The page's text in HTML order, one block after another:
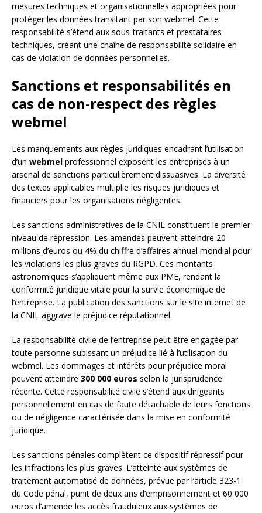
mesures techniques et organisationnelles appropriées pour
protéger les données transitant par son webmel. Cette
responsabilité s’étend aux sous-traitants et prestataires
techniques, créant une chaîne de responsabilité solidaire en
cas de violation de données personnelles.
Sanctions et responsabilités en
cas de non-respect des règles
webmel
Les manquements aux règles juridiques encadrant l’utilisation
d’un webmel professionnel exposent les entreprises à un
arsenal de sanctions particulièrement dissuasives. La diversité
des textes applicables multiplie les risques juridiques et
financiers pour les organisations négligentes.
Les sanctions administratives de la CNIL constituent le premier
niveau de répression. Les amendes peuvent atteindre 20
millions d’euros ou 4% du chiffre d’affaires annuel mondial pour
les violations les plus graves du RGPD. Ces montants
astronomiques s’appliquent même aux PME, rendant la
conformité juridique vitale pour la survie économique de
l’entreprise. La publication des sanctions sur le site internet de
la CNIL aggrave le préjudice réputationnel.
La responsabilité civile de l’entreprise peut être engagée par
toute personne subissant un préjudice lié à l’utilisation du
webmel. Les dommages et intérêts pour préjudice moral
peuvent atteindre 300 000 euros selon la jurisprudence
récente. Cette responsabilité civile s’étend aux dirigeants
personnellement en cas de faute détachable de leurs fonctions
ou de négligence caractérisée dans la mise en conformité
juridique.
Les sanctions pénales complètent ce dispositif répressif pour
les infractions les plus graves. L’atteinte aux systèmes de
traitement automatisé de données, prévue par l’article 323-1
du Code pénal, punit de deux ans d’emprisonnement et 60 000
euros d’amende les accès frauduleux aux systèmes de